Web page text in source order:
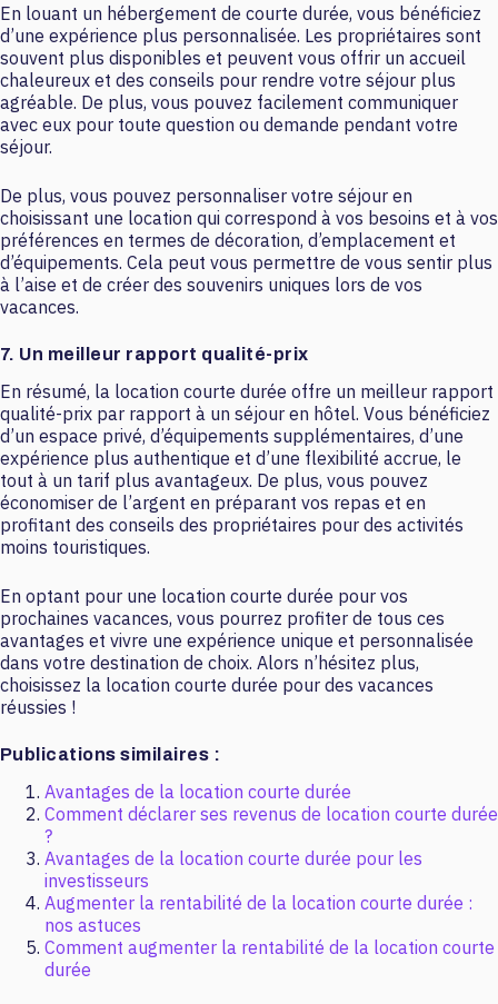
En louant un hébergement de courte durée, vous bénéficiez
d’une expérience plus personnalisée. Les propriétaires sont
souvent plus disponibles et peuvent vous offrir un accueil
chaleureux et des conseils pour rendre votre séjour plus
agréable. De plus, vous pouvez facilement communiquer
avec eux pour toute question ou demande pendant votre
séjour.
De plus, vous pouvez personnaliser votre séjour en
choisissant une location qui correspond à vos besoins et à vos
préférences en termes de décoration, d’emplacement et
d’équipements. Cela peut vous permettre de vous sentir plus
à l’aise et de créer des souvenirs uniques lors de vos
vacances.
7. Un meilleur rapport qualité-prix
En résumé, la location courte durée offre un meilleur rapport
qualité-prix par rapport à un séjour en hôtel. Vous bénéficiez
d’un espace privé, d’équipements supplémentaires, d’une
expérience plus authentique et d’une flexibilité accrue, le
tout à un tarif plus avantageux. De plus, vous pouvez
économiser de l’argent en préparant vos repas et en
profitant des conseils des propriétaires pour des activités
moins touristiques.
En optant pour une location courte durée pour vos
prochaines vacances, vous pourrez profiter de tous ces
avantages et vivre une expérience unique et personnalisée
dans votre destination de choix. Alors n’hésitez plus,
choisissez la location courte durée pour des vacances
réussies !
Publications similaires :
Avantages de la location courte durée
Comment déclarer ses revenus de location courte durée
?
Avantages de la location courte durée pour les
investisseurs
Augmenter la rentabilité de la location courte durée :
nos astuces
Comment augmenter la rentabilité de la location courte
durée